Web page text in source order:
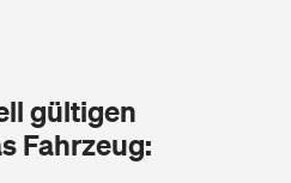
gültigen
Fahrzeug: